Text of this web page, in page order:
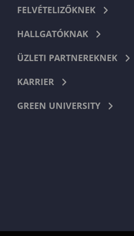
FELVÉTELIZŐKNEK
HALLGATÓKNAK
ÜZLETI PARTNEREKNEK
KARRIER
GREEN UNIVERSITY